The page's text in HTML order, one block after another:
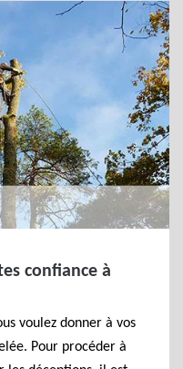
confiance à
voulez donner à vos
Pour procéder à